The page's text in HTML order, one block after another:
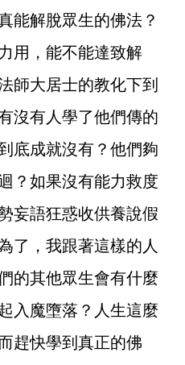
能解脫眾生的佛法？
用，能不能達致解
師大居士的教化下到
沒有人學了他們傳的
底成就沒有？他們夠
？如果沒有能力救度
妄語狂惑收供養說假
了，我跟著這樣的人
的其他眾生會有什麼
入魔墮落？人生這麼
趕快學到真正的佛